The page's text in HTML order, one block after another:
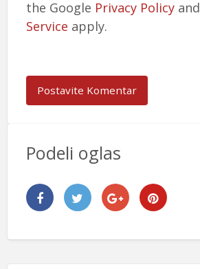
the Google Privacy Policyand
Service apply.
Podeli oglas